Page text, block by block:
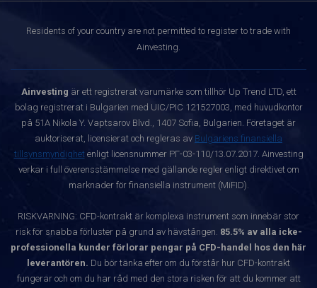
Residents of your country are not permitted to register to trade with
Ainvesting.
Ainvesting är ett registrerat varumärke som tillhör Up Trend LTD, ett
bolag registrerat i Bulgarien med UIC/PIC 121527003, med huvudkontor
på 51A Nikola Y. Vaptsarov Blvd., 1407 Sofia, Bulgarien. Företaget är
auktoriserat, licensierat och regleras av Bulgariens finansiella
tillsynsmyndighetenligt licensnummer РГ-03-110/13.07.2017. Ainvesting
verkar i full överensstämmelse med gällande regler enligt direktivet om
marknader för finansiella instrument (MiFID).
RISKVARNING: CFD-kontrakt är komplexa instrument som innebär stor
risk för snabba förluster på grund av hävstången. 85.5% av alla icke-
professionella kunder förlorar pengar på CFD-handel hos den här
leverantören. Du bör tänka efter om du förstår hur CFD-kontrakt
fungerar och om du har råd med den stora risken för att du kommer att